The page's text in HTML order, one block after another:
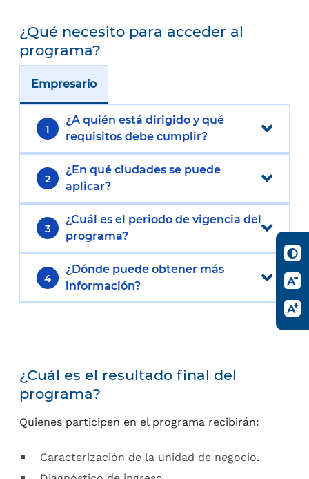
¿Qué necesito para acceder al
programa?
Empresario
1
¿A quién está dirigido y qué
requisitos debe cumplir?
2
¿En qué ciudades se puede
aplicar?
3
¿Cuál es el periodo de vigencia del
programa?
4
¿Dónde puede obtener más
información?
¿Cuál es el resultado final del
programa?
Quienes participen en el programa recibirán:
Caracterización de la unidad de negocio.